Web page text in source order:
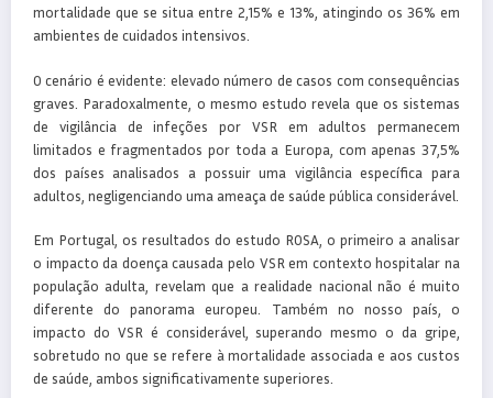
mortalidade que se situa entre 2,15% e 13%, atingindo os 36% em
ambientes de cuidados intensivos.
O cenário é evidente: elevado número de casos com consequências
graves. Paradoxalmente, o mesmo estudo revela que os sistemas
de vigilância de infeções por VSR em adultos permanecem
limitados e fragmentados por toda a Europa, com apenas 37,5%
dos países analisados a possuir uma vigilância específica para
adultos, negligenciando uma ameaça de saúde pública considerável.
Em Portugal, os resultados do estudo ROSA, o primeiro a analisar
o impacto da doença causada pelo VSR em contexto hospitalar na
população adulta, revelam que a realidade nacional não é muito
diferente do panorama europeu. Também no nosso país, o
impacto do VSR é considerável, superando mesmo o da gripe,
sobretudo no que se refere à mortalidade associada e aos custos
de saúde, ambos significativamente superiores.